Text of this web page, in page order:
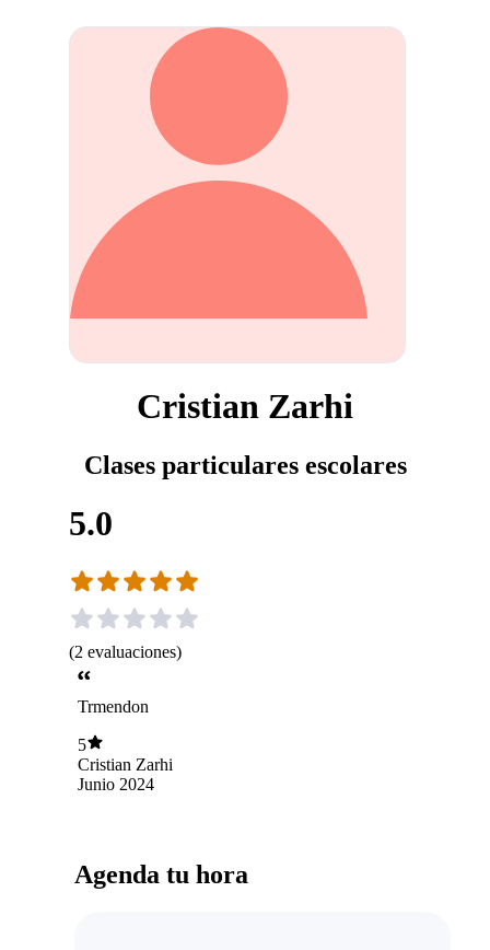
Cristian Zarhi
Clases particulares escolares
5.0
(2 evaluaciones)
Trmendon
5
Cristian Zarhi
Junio 2024
Agenda tu hora